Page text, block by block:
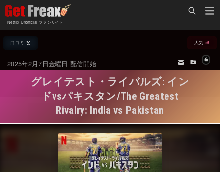
Netflix Unofficial ファンサイト
Netflix新着作品
オールジャンル
海外ドラマ・シリーズ
海外映画
国内TV番組・ドラマ
国内映画
配信終了予定の作品
海外ドラマ・ラインナップ
Netflix 人気ランキング
Netflix 全作品ラインナップ
Netflix配信作品カスタム検索
口コミ 人気
2025年2月7日金曜日 配信開始
グレイテスト・ライバルズ: イン
ドvsパキスタン/The Greatest
Rivalry: India vs Pakistan